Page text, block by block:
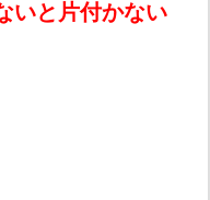
いと片付かない